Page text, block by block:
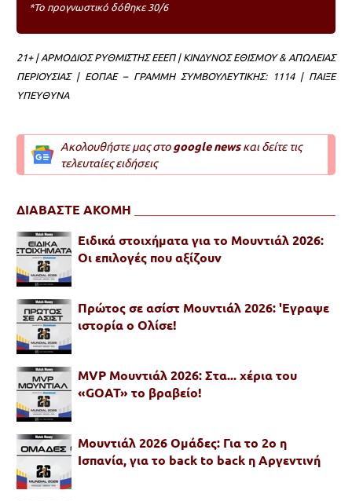
*Το προγνωστικό δόθηκε 30/6
21+ | ΑΡΜΟΔΙΟΣ ΡΥΘΜΙΣΤΗΣ ΕΕΕΠ | ΚΙΝΔΥΝΟΣ ΕΘΙΣΜΟΥ & ΑΠΩΛΕΙΑΣ
ΠΕΡΙΟΥΣΙΑΣ | ΕΟΠΑΕ – ΓΡΑΜΜΗ ΣΥΜΒΟΥΛΕΥΤΙΚΗΣ: 1114 | ΠΑΙΞΕ
ΥΠΕΥΘΥΝΑ
Ακολουθήστε μας στοgoogle newsκαι δείτε τις
τελευταίες ειδήσεις
ΔΙΑΒΑΣΤΕ ΑΚΟΜΗ
Ειδικά στοιχήματα για το Μουντιάλ 2026:
Οι επιλογές που αξίζουν
Πρώτος σε ασίστ Μουντιάλ 2026: 'Εγραψε
ιστορία ο Ολίσε!
MVP Μουντιάλ 2026: Στα... χέρια του
«GOAT» το βραβείο!
Μουντιάλ 2026 Ομάδες: Για το 2ο η
Ισπανία, για το back to back η Αργεντινή